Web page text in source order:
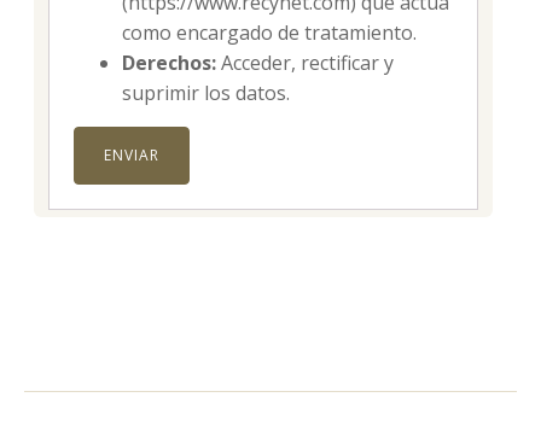
como encargado de tratamiento.
Derechos:Acceder, rectificar y
suprimir los datos.